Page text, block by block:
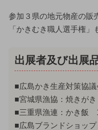
参加３県の地元物産の販
「かきむき職人選手権」
出展者及び出展
■広島かき生産対策協
■宮城県漁協：焼きが
■三重県漁連：かき飯
■広島ブランドショッ